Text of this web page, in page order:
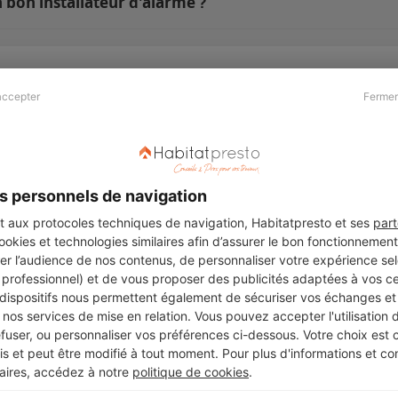
personnels de navigation
aux protocoles techniques de navigation, Habitatpresto et ses
et technologies similaires afin d’assurer le bon
l’audience de nos contenus, de personnaliser votre expérience
et de vous proposer des publicités adaptées à vos
nous permettent également de sécuriser vos échanges
services de mise en relation. Vous pouvez accepter l'utilisation
ou personnaliser vos préférences ci-dessous. Votre choix est
et peut être modifié à tout moment. Pour plus d'informations et
accédez à notre politique de cookies.
Revue de presse
Légal
Charte cookies
Suivez-nous